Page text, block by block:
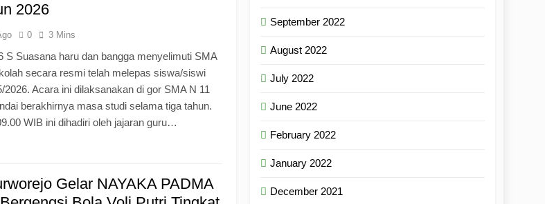
2026
0 3 Mins
S Suasana haru dan bangga menyelimuti SMA
secara resmi telah melepas siswa/siswi
Acara ini dilaksanakan di gor SMA N 11
berakhirnya masa studi selama tiga tahun.
WIB ini dihadiri oleh jajaran guru…
Gelar NAYAKA PADMA
September 2022
August 2022
July 2022
June 2022
February 2022
January 2022
December 2021